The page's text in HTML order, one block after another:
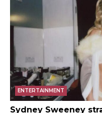
ENTERTAINMENT
Sydney Sweeney